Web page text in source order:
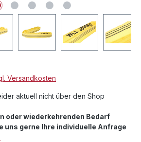
Versandkosten
aktuell nicht über den Shop
oder wiederkehrenden Bedarf
uns gerne Ihre individuelle Anfrage